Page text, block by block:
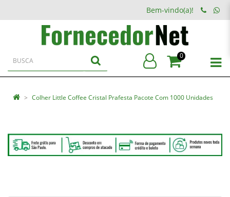
Bem-vindo(a)!
0
Colher Little Coffee Cristal Prafesta Pacote Com 1000 Unidades